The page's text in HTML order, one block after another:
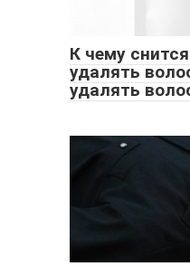
К чему
удалять
удалять